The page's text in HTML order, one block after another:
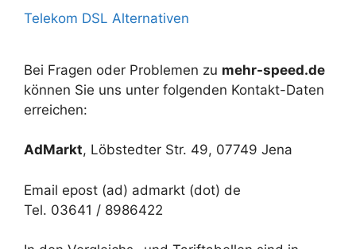
Telekom DSL Alternativen
Bei Fragen oder Problemen zu mehr-speed.de
können Sie uns unter folgenden Kontakt-Daten
erreichen:
AdMarkt, Löbstedter Str. 49, 07749 Jena
Email epost (ad) admarkt (dot) de
Tel. 03641 / 8986422